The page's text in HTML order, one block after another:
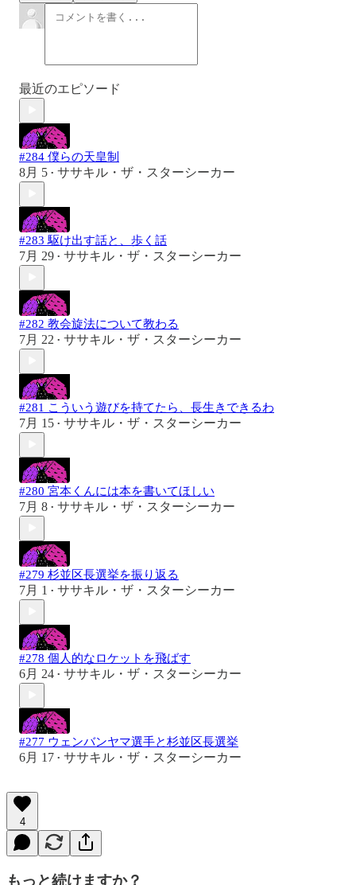
最近のエピソード
#284 僕らの天皇制
8月 5 • ササキル・ザ・スターシーカー
#283 駆け出す話と、歩く話
7月 29 • ササキル・ザ・スターシーカー
#282 教会旋法について教わる
7月 22 • ササキル・ザ・スターシーカー
#281 こういう遊びを持てたら、長生きできるわ
7月 15 • ササキル・ザ・スターシーカー
#280 宮本くんには本を書いてほしい
7月 8 • ササキル・ザ・スターシーカー
#279 杉並区長選挙を振り返る
7月 1 • ササキル・ザ・スターシーカー
#278 個人的なロケットを飛ばす
6月 24 • ササキル・ザ・スターシーカー
#277 ウェンバンヤマ選手と杉並区長選挙
6月 17 • ササキル・ザ・スターシーカー
4
もっと続けますか？